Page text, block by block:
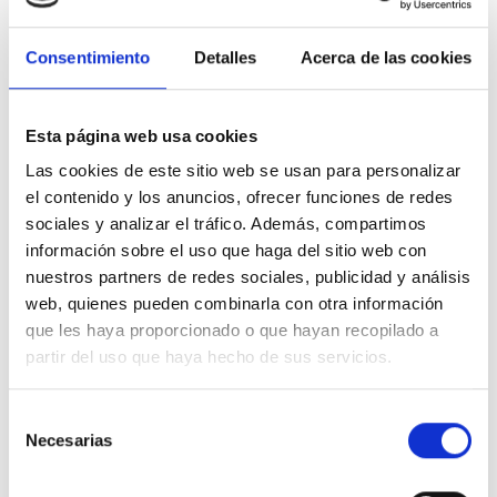
Consentimiento Detalles Acerca de las cookies
Esta página web usa cookies
Las cookies de este sitio web se usan para personalizar
el contenido y los anuncios, ofrecer funciones de redes
sociales y analizar el tráfico. Además, compartimos
información sobre el uso que haga del sitio web con
nuestros partners de redes sociales, publicidad y análisis
web, quienes pueden combinarla con otra información
que les haya proporcionado o que hayan recopilado a
partir del uso que haya hecho de sus servicios.
Necesarias
2021 Uzt. 29
792
PARTEKATU BALORATU
De Íñigo Martínez Zatón
Reconocimiento, medios y itinerarios completos para poder
abordar esta enfermedad
Isabelle Delez
787babes
PARTEKATU BALORATU